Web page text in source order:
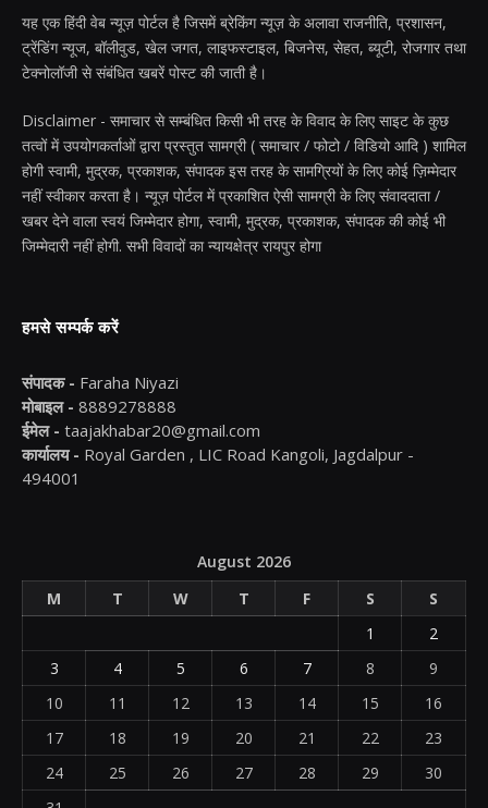
यह एक हिंदी वेब न्यूज़ पोर्टल है जिसमें ब्रेकिंग न्यूज़ के अलावा राजनीति, प्रशासन,
ट्रेंडिंग न्यूज, बॉलीवुड, खेल जगत, लाइफस्टाइल, बिजनेस, सेहत, ब्यूटी, रोजगार तथा
टेक्नोलॉजी से संबंधित खबरें पोस्ट की जाती है।
Disclaimer - समाचार से सम्बंधित किसी भी तरह के विवाद के लिए साइट के कुछ
तत्वों में उपयोगकर्ताओं द्वारा प्रस्तुत सामग्री ( समाचार / फोटो / विडियो आदि ) शामिल
होगी स्वामी, मुद्रक, प्रकाशक, संपादक इस तरह के सामग्रियों के लिए कोई ज़िम्मेदार
नहीं स्वीकार करता है। न्यूज़ पोर्टल में प्रकाशित ऐसी सामग्री के लिए संवाददाता /
खबर देने वाला स्वयं जिम्मेदार होगा, स्वामी, मुद्रक, प्रकाशक, संपादक की कोई भी
जिम्मेदारी नहीं होगी. सभी विवादों का न्यायक्षेत्र रायपुर होगा
हमसे सम्पर्क करें
संपादक - Faraha Niyazi
मोबाइल - 8889278888
ईमेल - taajakhabar20@gmail.com
कार्यालय - Royal Garden , LIC Road Kangoli, Jagdalpur -
494001
August 2026
M
T W T F S
S
1
2
3
4 5 6 7 8
9
10
11 12 13 14 15
16
17
18 19 20 21 22
23
24
25 26 27 28 29
30